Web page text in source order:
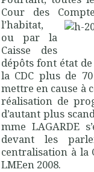
Cour des
l’habitat,
ou par la
Caisse des
dépôts font état
la CDC plus de
mettre en cause à
réalisation de
d’autant plus
mme LAGARDE
devant les
centralisation à la
LMEen 2008.